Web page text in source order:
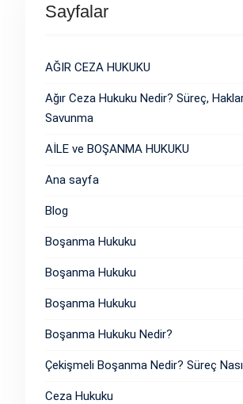
Sayfalar
AĞIR CEZA HUKUKU
Ağır Ceza Hukuku Nedir? Süreç,
Savunma
AİLE ve BOŞANMA HUKUKU
Ana sayfa
Blog
Boşanma Hukuku
Boşanma Hukuku
Boşanma Hukuku
Boşanma Hukuku Nedir?
Çekişmeli Boşanma Nedir? Süreç
Ceza Hukuku